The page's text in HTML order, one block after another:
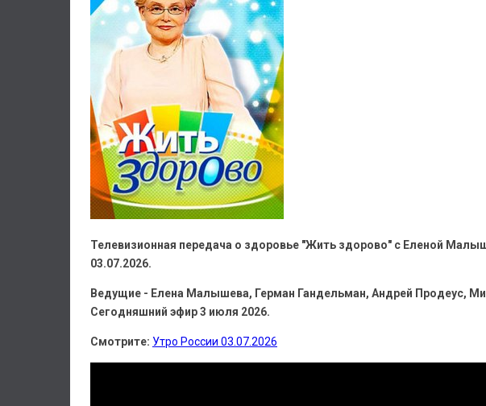
Телевизионная передача о здоровье "Жить здорово" с Еленой
03.07.2026.
Ведущие - Елена Малышева, Герман Гандельман, Андрей Продеус,
Сегодняшний эфир 3 июля 2026.
Смотрите: Утро России 03.07.2026